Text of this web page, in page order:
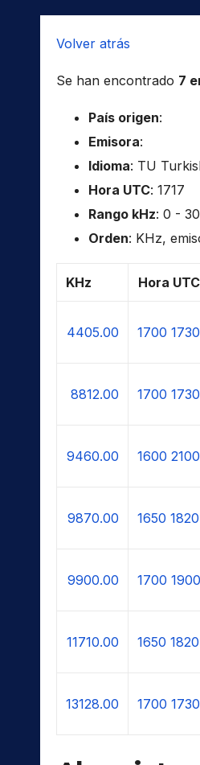
Volver atrás
Se han encontrado 7
País origen:
Emisora:
Idioma: TU
Hora UTC: 1717
Rango kHz: 0 -
Orden: KHz,
KHz Hora UTC
4405.00 1700 1730
8812.00 1700 1730
9460.00 1600 2100
9870.00 1650 1820
9900.00 1700 1900
11710.00 1650 1820
13128.00 1700 1730